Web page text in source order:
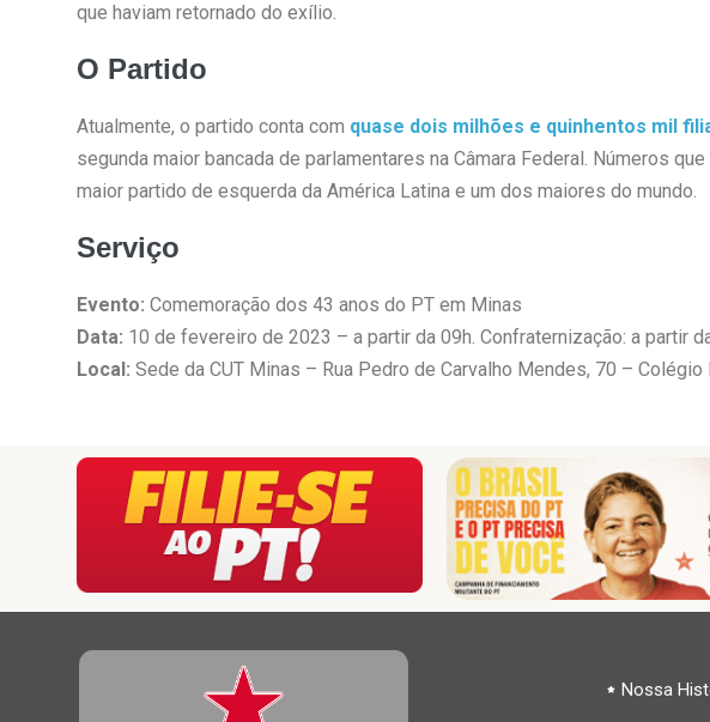
que haviam retornado do exílio.
O Partido
Atualmente, o partido conta com quase dois milhões e quinhentos mil
segunda maior bancada de parlamentares na Câmara Federal. Números
maior partido de esquerda da América Latina e um dos maiores do mundo.
Serviço
Evento: Comemoração dos 43 anos do PT em Minas
Data: 10 de fevereiro de 2023 – a partir da 09h. Confraternização: a partir
Local: Sede da CUT Minas – Rua Pedro de Carvalho Mendes, 70 –
Nossa